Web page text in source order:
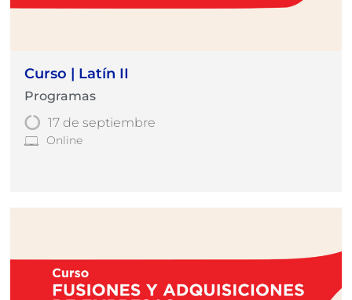
Curso | Latín II
Programas
17 de septiembre
Online